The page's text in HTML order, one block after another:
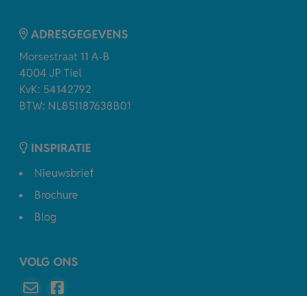
ADRESGEGEVENS
Morsestraat 11 A-B
4004 JP Tiel
KvK: 54142792
BTW: NL851187638B01
INSPIRATIE
Nieuwsbrief
Brochure
Blog
VOLG ONS